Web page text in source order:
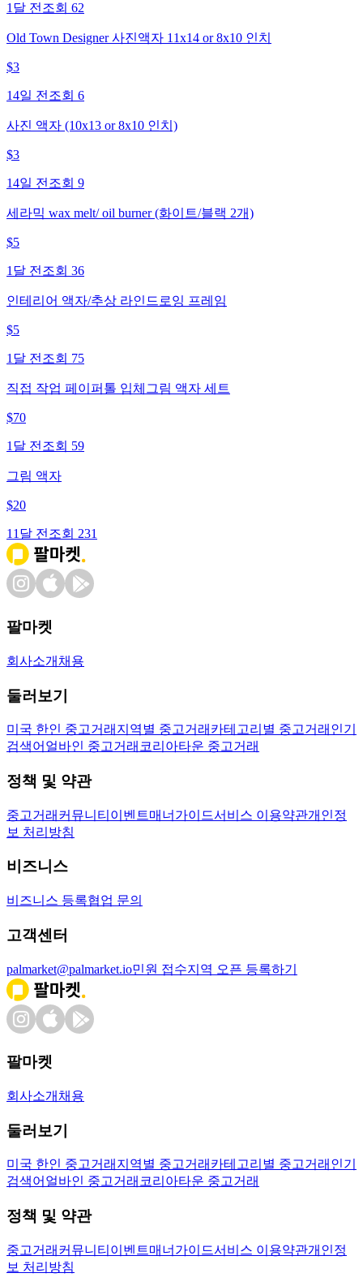
1달 전 조회 62
Old Town Designer 사진액자 11x14 or 8x10 인치
$3
14일 전 조회 6
사진 액자 (10x13 or 8x10 인치)
$3
14일 전 조회 9
세라믹 wax melt/ oil burner (화이트/블랙 2개)
$5
1달 전 조회 36
인테리어 액자/추상 라인드로잉 프레임
$5
1달 전 조회 75
직접 작업 페이퍼톨 입체그림 액자 세트
$70
1달 전 조회 59
그림 액자
$20
11달 전 조회 231
팔마켓
회사소개 채용
둘러보기
미국 한인 중고거래 지역별 중고거래 카테고리별 중고거래 인기
검색어 얼바인 중고거래 코리아타운 중고거래
정책 및 약관
중고거래 커뮤니티 이벤트매너가이드서비스 이용약관개인정
보 처리방침
비즈니스
비즈니스 등록협업 문의
고객센터
palmarket@palmarket.io민원 접수지역 오픈 등록하기
팔마켓
회사소개 채용
둘러보기
미국 한인 중고거래 지역별 중고거래 카테고리별 중고거래 인기
검색어 얼바인 중고거래 코리아타운 중고거래
정책 및 약관
중고거래 커뮤니티 이벤트매너가이드서비스 이용약관개인정
보 처리방침